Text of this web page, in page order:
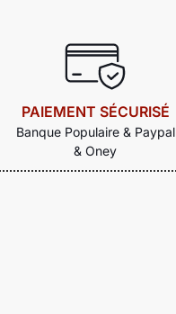
PAIEMENT SÉCURISÉ
Banque Populaire & Paypal
& Oney